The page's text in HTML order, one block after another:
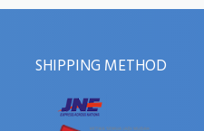
SHIPPING METHOD